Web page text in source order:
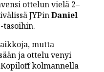
ottelun vielä 2–
JYPinDaniel
tasoihin.
mutta
ja ottelu venyi
kolmannella